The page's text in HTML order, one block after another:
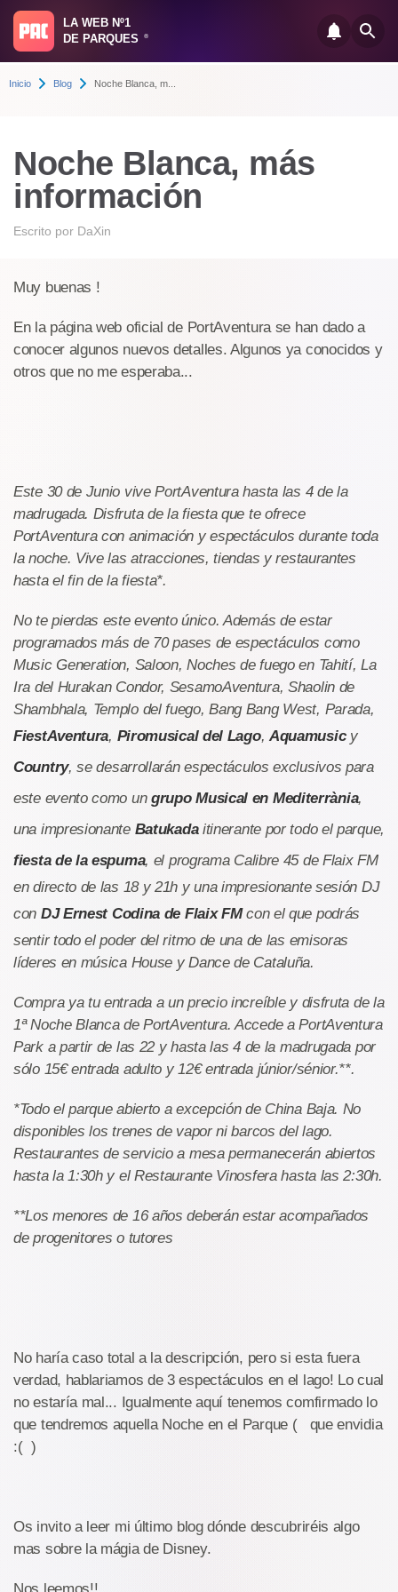
LA WEB Nº1
DE PARQUES
®
Inicio Blog Noche Blanca, m...
Noche Blanca, más
información
Escrito por DaXin
Muy buenas !
En la página web oficial de PortAventura se han dado a
conocer algunos nuevos detalles. Algunos ya conocidos y
otros que no me esperaba...
Este 30 de Junio vive PortAventura hasta las 4 de la
madrugada. Disfruta de la fiesta que te ofrece
PortAventura con animación y espectáculos durante toda
la noche. Vive las atracciones, tiendas y restaurantes
hasta el fin de la fiesta*.
No te pierdas este evento único. Además de estar
programados más de 70 pases de espectáculos como
Music Generation, Saloon, Noches de fuego en Tahití, La
Ira del Hurakan Condor, SesamoAventura, Shaolin de
Shambhala, Templo del fuego, Bang Bang West, Parada,
FiestAventura, Piromusical del Lago, Aquamusicy
Country, se desarrollarán espectáculos exclusivos para
este evento como un grupo Musical en Mediterrània,
una impresionante Batukadaitinerante por todo el parque,
fiesta de la espuma, el programa Calibre 45 de Flaix FM
en directo de las 18 y 21h y una impresionante sesión DJ
con DJ Ernest Codina de Flaix FMcon el que podrás
sentir todo el poder del ritmo de una de las emisoras
líderes en música House y Dance de Cataluña.
Compra ya tu entrada a un precio increíble y disfruta de la
1ª Noche Blanca de PortAventura. Accede a PortAventura
Park a partir de las 22 y hasta las 4 de la madrugada por
sólo 15€ entrada adulto y 12€ entrada júnior/sénior.**.
*Todo el parque abierto a excepción de China Baja. No
disponibles los trenes de vapor ni barcos del lago.
Restaurantes de servicio a mesa permanecerán abiertos
hasta la 1:30h y el Restaurante Vinosfera hasta las 2:30h.
**Los menores de 16 años deberán estar acompañados
de progenitores o tutores
No haría caso total a la descripción, pero si esta fuera
verdad, hablariamos de 3 espectáculos en el lago! Lo cual
no estaría mal... Igualmente aquí tenemos comfirmado lo
que tendremos aquella Noche en el Parque ( que envidia
:( )
Os invito a leer mi último blog dónde descubriréis algo
mas sobre la mágia de Disney.